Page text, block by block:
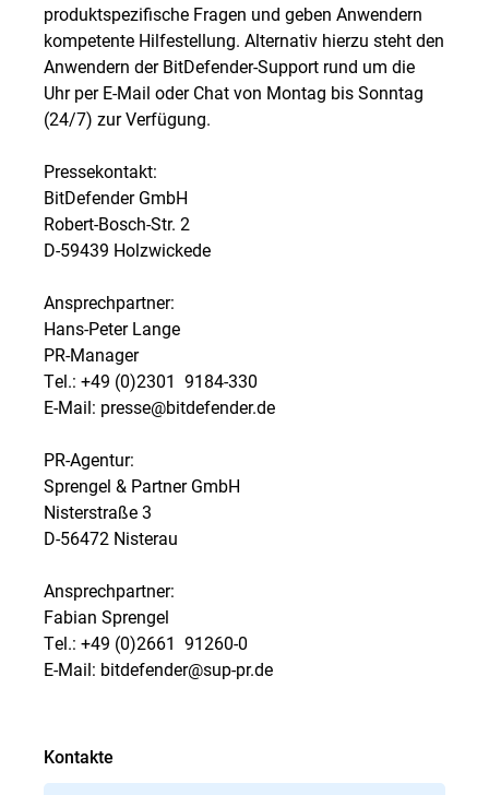
produktspezifische Fragen und geben Anwendern
kompetente Hilfestellung. Alternativ hierzu steht den
Anwendern der BitDefender-Support rund um die
Uhr per E-Mail oder Chat von Montag bis Sonntag
(24/7) zur Verfügung.
Pressekontakt:
BitDefender GmbH
Robert-Bosch-Str. 2
D-59439 Holzwickede
Ansprechpartner:
Hans-Peter Lange
PR-Manager
Tel.: +49 (0)2301  9184-330
E-Mail: presse@bitdefender.de
PR-Agentur:
Sprengel & Partner GmbH
Nisterstraße 3
D-56472 Nisterau
Ansprechpartner:
Fabian Sprengel
Tel.: +49 (0)2661  91260-0
E-Mail: bitdefender@sup-pr.de
Kontakte